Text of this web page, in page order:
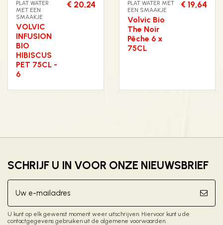
PLAT WATER
MET EEN
SMAAKJE
VOLVIC
INFUSION
BIO
HIBISCUS
PET 75CL -
6
€ 20,24
PLAT WATER MET
EEN SMAAKJE
Volvic Bio
The Noir
Pêche 6 x
75CL
€ 19,64
SCHRIJF U IN VOOR ONZE NIEUWSBRIEF
U kunt op elk gewenst moment weer uitschrijven. Hiervoor kunt u de
contactgegevens gebruiken uit de algemene voorwaarden.